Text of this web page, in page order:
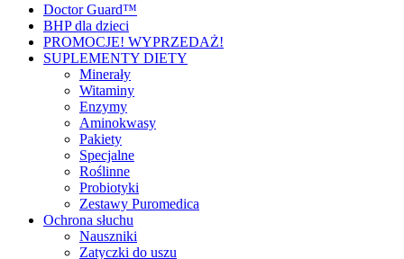
Doctor Guard™
BHP dla dzieci
PROMOCJE! WYPRZEDAŻ!
SUPLEMENTY DIETY
Minerały
Witaminy
Enzymy
Aminokwasy
Pakiety
Specjalne
Roślinne
Probiotyki
Zestawy Puromedica
Ochrona słuchu
Nauszniki
Zatyczki do uszu